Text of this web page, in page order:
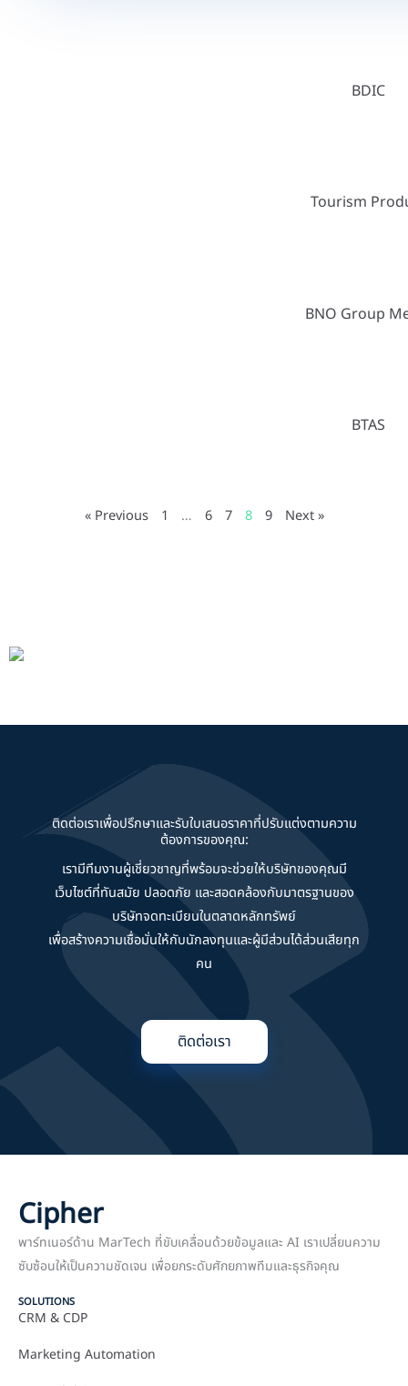
BDIC
Tourism
BNO Group
BTAS
« Previous 1 … 6 7 8 9 Next »
ติดต่อเราเพื่อปรึกษาและรับใบเสนอราคาที่ปรับแต่งตามความ
ต้องการของคุณ:
เรามีทีมงานผู้เชี่ยวชาญที่พร้อมจะช่วยให้บริษัทของคุณมี
เว็บไซต์ที่ทันสมัย ปลอดภัย และสอดคล้องกับมาตรฐานของ
บริษัทจดทะเบียนในตลาดหลักทรัพย์
เพื่อสร้างความเชื่อมั่นให้กับนักลงทุนและผู้มีส่วนได้ส่วนเสียทุก
คน
ติดต่อเรา
Cipher
พาร์ทเนอร์ด้าน MarTech ที่ขับเคลื่อนด้วยข้อมูลและ AI เราเปลี่ยนความ
ซับซ้อนให้เป็นความชัดเจน เพื่อยกระดับศักยภาพทีมและธุรกิจคุณ
SOLUTIONS
CRM & CDP
Marketing Automation